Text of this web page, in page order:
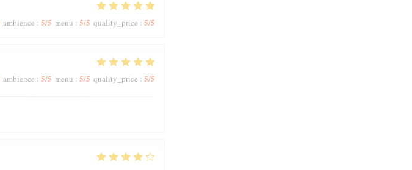
ambience : 5/5 menu : 5/5 quality_price : 5/5
ambience : 5/5 menu : 5/5 quality_price : 5/5